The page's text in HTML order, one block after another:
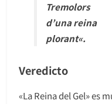
Tremolors
d’una reina
plorant«.
Veredicto
«La Reina del Gel» es